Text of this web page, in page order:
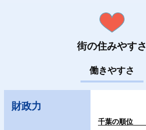
街の住みやすさ
働きやすさ
財政力
千葉の順位